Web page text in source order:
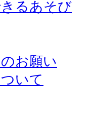
るあそび
お願い
いて